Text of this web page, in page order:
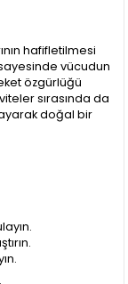
hafifletilmesi
vücudun
özgürlüğü
sırasında da
doğal bir